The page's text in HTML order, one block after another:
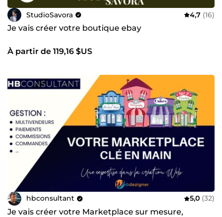
StudioSavora 4,7 (16)
Je vais créer votre boutique ebay
À partir de 119,16 $US
hbconsultant 5,0 (32)
Je vais créer votre Marketplace sur mesure,